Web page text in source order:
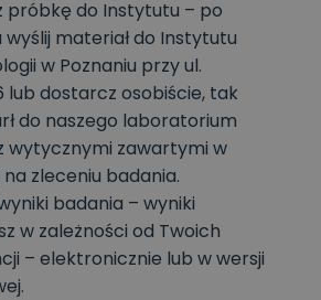
próbkę do Instytutu – po
materiał do Instytutu
w Poznaniu przy ul.
lub dostarcz osobiście, tak
do naszego laboratorium
wytycznymi zawartymi w
zleceniu badania.
badania – wyniki
w zależności od Twoich
– elektronicznie lub w wersji